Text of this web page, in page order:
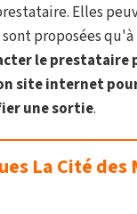
Elles
proposées
le prestataire
site internet
une sortie.
La Cité des